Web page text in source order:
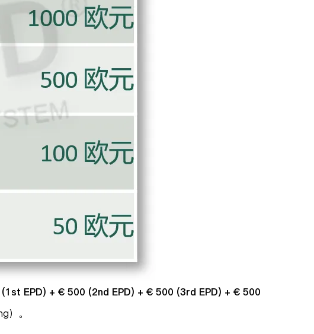
EPD) + € 500 (2nd EPD) + € 500 (3rd EPD) + € 500
）。